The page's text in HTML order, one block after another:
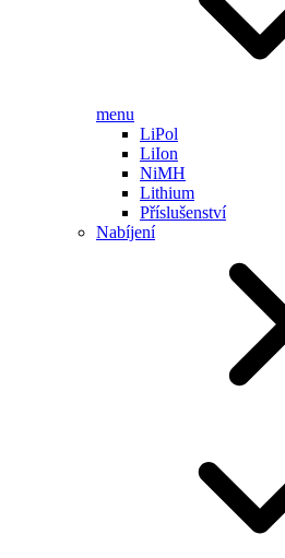
menu
LiPol
LiIon
NiMH
Lithium
Příslušenství
Nabíjení